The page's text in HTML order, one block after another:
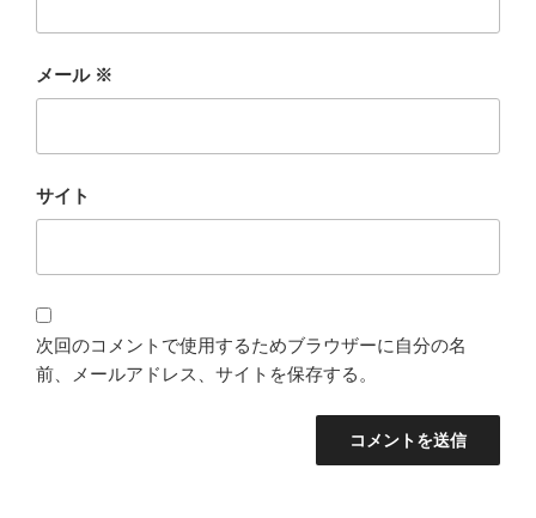
メール ※
サイト
次回のコメントで使用するためブラウザーに自分の名
前、メールアドレス、サイトを保存する。